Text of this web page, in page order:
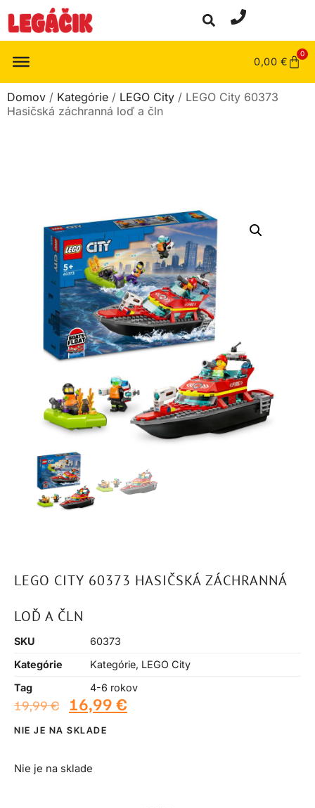
0,00 €
0
Domov / Kategórie / LEGO City / LEGO City 60373
Hasičská záchranná loď a čln
LEGO CITY 60373 HASIČSKÁ ZÁCHRANNÁ
LOĎ A ČLN
SKU
60373
Kategórie
Kategórie, LEGO City
Tag
4-6 rokov
19,99€ 16,99 €
NIE JE NA SKLADE
Nie je na sklade